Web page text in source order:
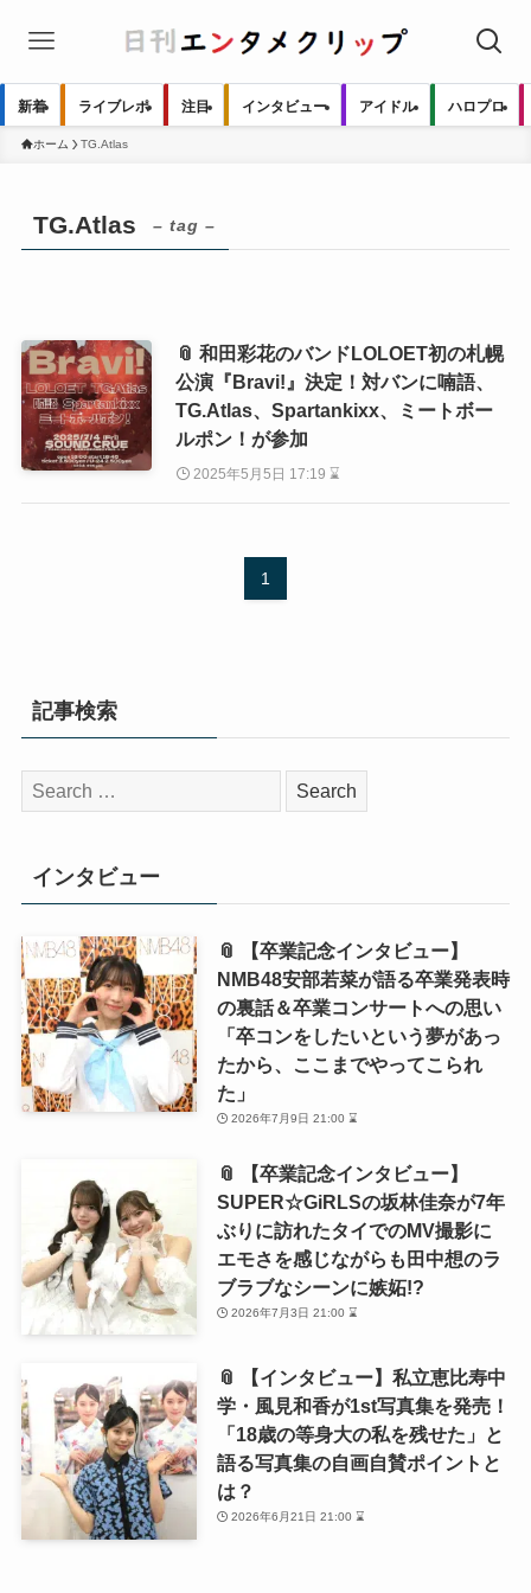
新着 ライブレポ 注目 インタビュー アイドル ハロプロ
ホーム TG.Atlas
TG.Atlas – tag –
📎 和田彩花のバンドLOLOET初の札幌
公演『Bravi!』決定！対バンに喃語、
TG.Atlas、Spartankixx、ミートボー
ルポン！が参加
2025年5月5日 17:19 ⌛
1
記事検索
検
索:
インタビュー
📎 【卒業記念インタビュー】
NMB48安部若菜が語る卒業発表時
の裏話＆卒業コンサートへの思い
「卒コンをしたいという夢があっ
たから、ここまでやってこられ
た」
2026年7月9日 21:00 ⌛
📎 【卒業記念インタビュー】
SUPER☆GiRLSの坂林佳奈が7年
ぶりに訪れたタイでのMV撮影に
エモさを感じながらも田中想のラ
ブラブなシーンに嫉妬!?
2026年7月3日 21:00 ⌛
📎 【インタビュー】私立恵比寿中
学・風見和香が1st写真集を発売！
「18歳の等身大の私を残せた」と
語る写真集の自画自賛ポイントと
は？
2026年6月21日 21:00 ⌛